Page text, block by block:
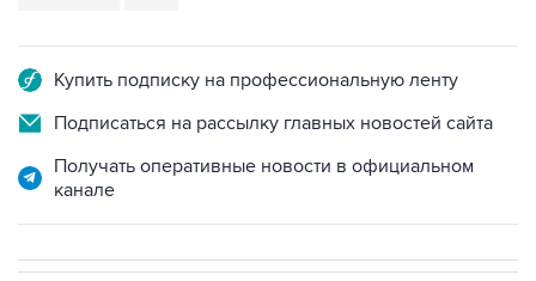
Подписаться на рассылку главных новостей сайта
Получать оперативные новости в официальном